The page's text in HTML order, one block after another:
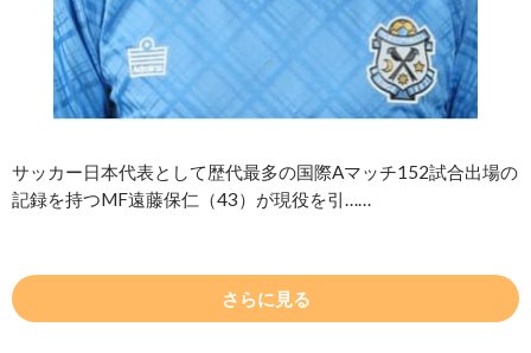
サッカー日本代表として歴代最多の国際Aマッチ152試合出場の
記録を持つMF遠藤保仁（43）が現役を引……
さらに見る